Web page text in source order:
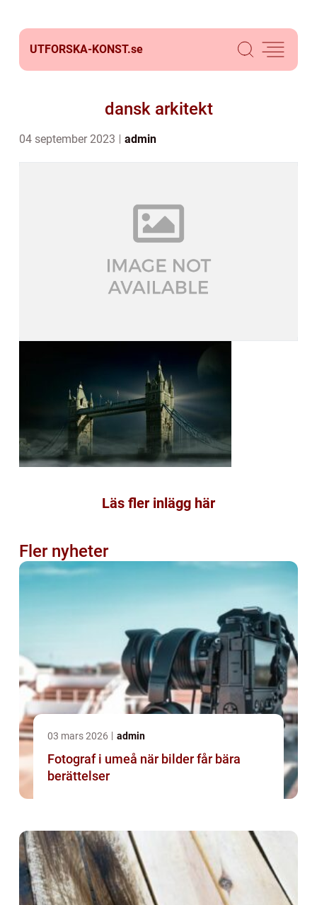
UTFORSKA-KONST.se
dansk arkitekt
04 september 2023 admin
Läs fler inlägg här
Fler nyheter
03 mars 2026 admin
Fotograf i umeå när bilder får bära
berättelser